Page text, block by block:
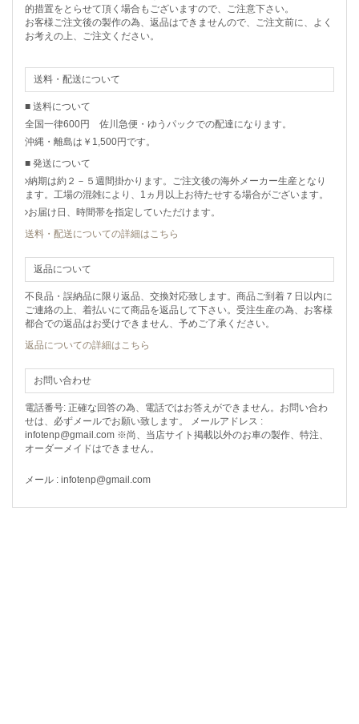
的措置をとらせて頂く場合もございますので、ご注意下さい。
お客様ご注文後の製作の為、返品はできませんので、ご注文前に、よく
お考えの上、ご注文ください。
送料・配送について
■ 送料について
全国一律600円 佐川急便・ゆうパックでの配達になります。
沖縄・離島は￥1,500円です。
■ 発送について
納期は約２－５週間掛かります。ご注文後の海外メーカー生産となり
ます。工場の混雑により、1ヵ月以上お待たせする場合がございます。
お届け日、時間帯を指定していただけます。
送料・配送についての詳細はこちら
返品について
不良品・誤納品に限り返品、交換対応致します。商品ご到着７日以内に
ご連絡の上、着払いにて商品を返品して下さい。受注生産の為、お客様
都合での返品はお受けできません、予めご了承ください。
返品についての詳細はこちら
お問い合わせ
電話番号: 正確な回答の為、電話ではお答えができません。お問い合わ
せは、必ずメールでお願い致します。 メールアドレス :
infotenp@gmail.com ※尚、当店サイト掲載以外のお車の製作、特注、
オーダーメイドはできません。
メール : infotenp@gmail.com